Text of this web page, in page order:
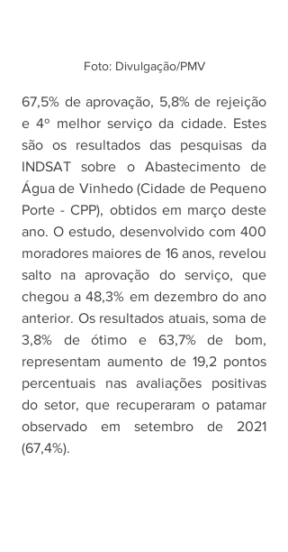
Foto: Divulgação/PMV
67,5% de aprovação, 5,8% de rejeição
e 4º melhor serviço da cidade. Estes
são os resultados das pesquisas da
INDSAT sobre o Abastecimento de
Água de Vinhedo (Cidade de Pequeno
Porte - CPP), obtidos em março deste
ano. O estudo, desenvolvido com 400
moradores maiores de 16 anos, revelou
salto na aprovação do serviço, que
chegou a 48,3% em dezembro do ano
anterior. Os resultados atuais, soma de
3,8% de ótimo e 63,7% de bom,
representam aumento de 19,2 pontos
percentuais nas avaliações positivas
do setor, que recuperaram o patamar
observado em setembro de 2021
(67,4%).